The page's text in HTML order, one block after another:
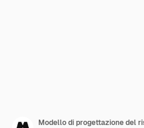
Modello di progettazione del